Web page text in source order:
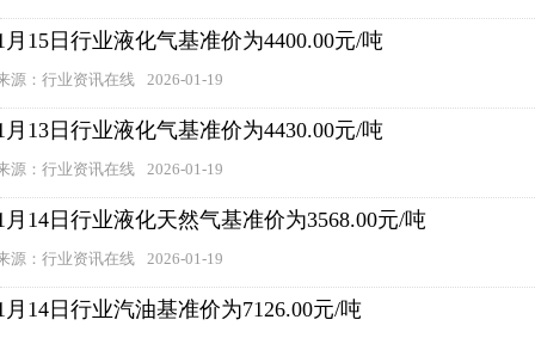
月15日行业液化气基准价为4400.00元/吨
源：行业资讯在线 2026-01-19
月13日行业液化气基准价为4430.00元/吨
源：行业资讯在线 2026-01-19
月14日行业液化天然气基准价为3568.00元/吨
源：行业资讯在线 2026-01-19
月14日行业汽油基准价为7126.00元/吨